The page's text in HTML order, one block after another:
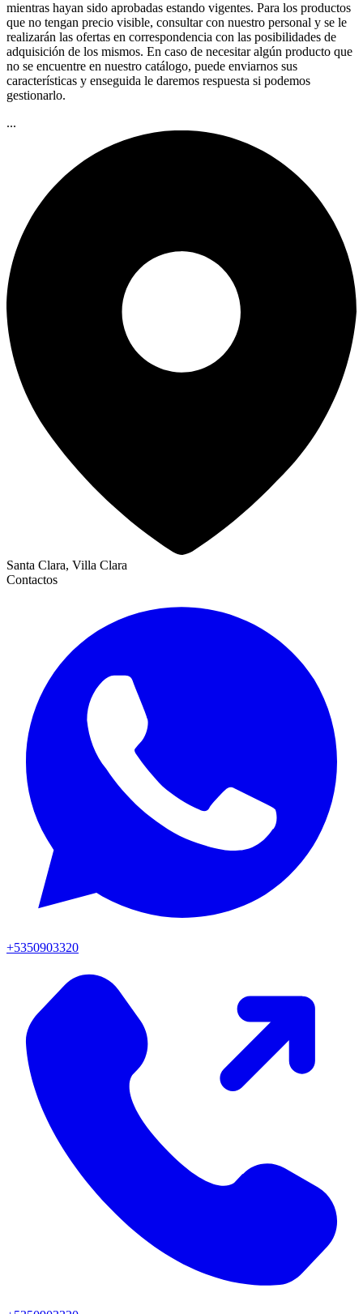
mientras hayan sido aprobadas estando vigentes. Para los productos
que no tengan precio visible, consultar con nuestro personal y se le
realizarán las ofertas en correspondencia con las posibilidades de
adquisición de los mismos. En caso de necesitar algún producto que
no se encuentre en nuestro catálogo, puede enviarnos sus
características y enseguida le daremos respuesta si podemos
gestionarlo.
...
Santa Clara, Villa Clara
Contactos
+5350903320